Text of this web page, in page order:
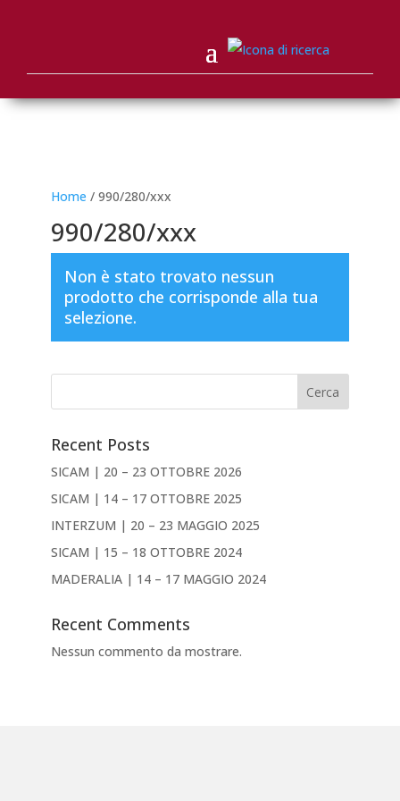
Home / 990/280/xxx
990/280/xxx
Non è stato trovato nessun
prodotto che corrisponde alla tua
selezione.
Cerca
Recent Posts
SICAM | 20 – 23 OTTOBRE 2026
SICAM | 14 – 17 OTTOBRE 2025
INTERZUM | 20 – 23 MAGGIO 2025
SICAM | 15 – 18 OTTOBRE 2024
MADERALIA | 14 – 17 MAGGIO 2024
Recent Comments
Nessun commento da mostrare.